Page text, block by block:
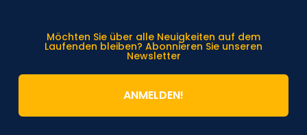
Möchten Sie über alle Neuigkeiten auf dem
Laufenden bleiben? Abonnieren Sie unseren
Newsletter
ANMELDEN!